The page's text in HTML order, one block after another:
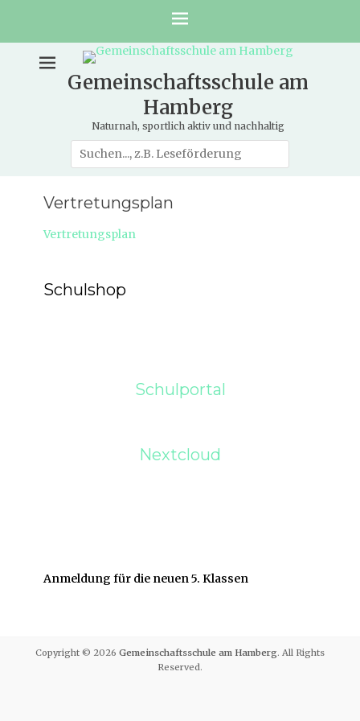
Gemeinschaftsschule am
Hamberg
Naturnah, sportlich aktiv und nachhaltig
Suche
nach:
Vertretungsplan
Vertretungsplan
Schulshop
Schulportal
Nextcloud
Anmeldung für die neuen 5. Klassen
Copyright © 2026 Gemeinschaftsschule am Hamberg. All Rights
Reserved.